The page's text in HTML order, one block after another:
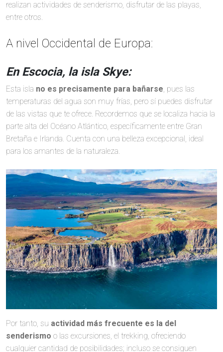
realizan actividades de senderismo, disfrutar de las playas,
entre otros.
A nivel Occidental de Europa:
En Escocia, la isla Skye:
Esta isla no es precisamente para bañarse, pues las
temperaturas del agua son muy frías, pero sí puedes disfrutar
de las vistas que te ofrece. Recordemos que se localiza hacia la
parte alta del Océano Atlántico, específicamente entre Gran
Bretaña e Irlanda. Cuenta con una belleza excepcional, ideal
para los amantes de la naturaleza.
Por tanto, su actividad más frecuente es la del
senderismo o las excursiones, el trekking, ofreciendo
cualquier cantidad de posibilidades; incluso se consiguen